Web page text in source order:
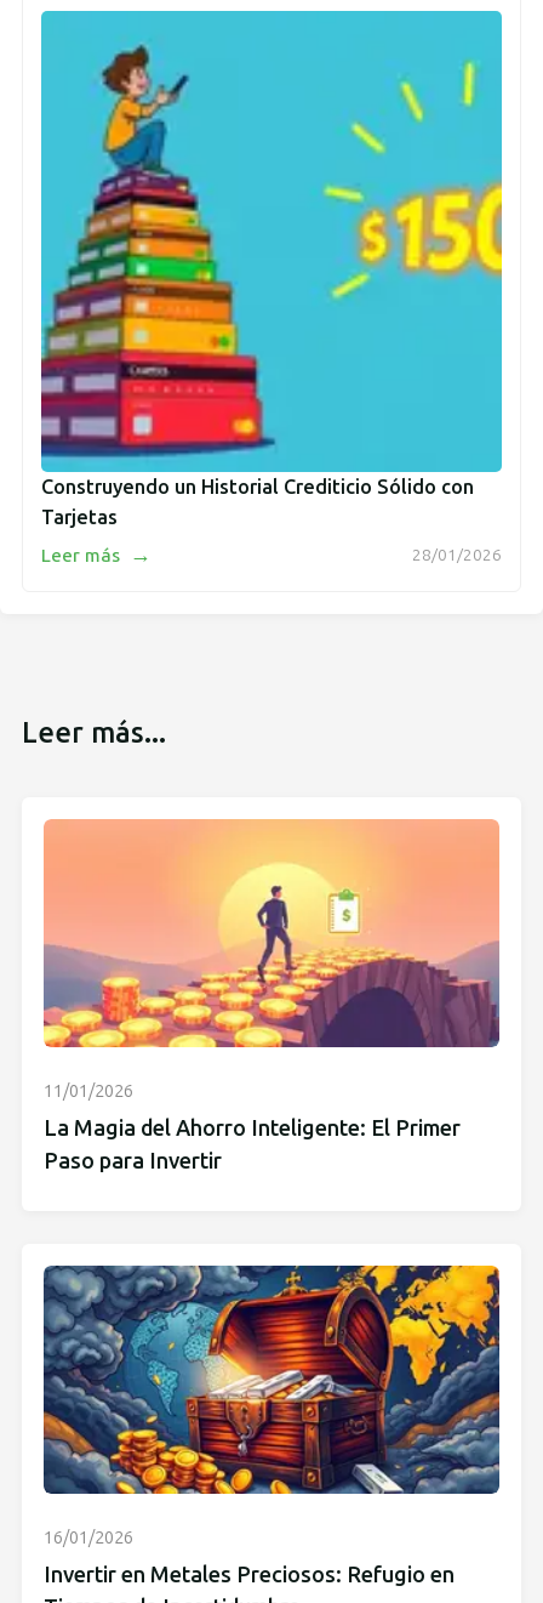
Construyendo un Historial Crediticio Sólido con
Tarjetas
28/01/2026
Leer más →
Leer más...
11/01/2026
La Magia del Ahorro Inteligente: El Primer
Paso para Invertir
16/01/2026
Invertir en Metales Preciosos: Refugio en